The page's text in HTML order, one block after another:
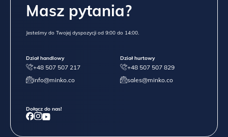
Masz pytania?
Jesteśmy do Twojej dyspozycji od 9:00 do 14:00.
Dział handlowy
+48 507 507 217
info@minko.co
Dział hurtowy
+48 507 507 829
sales@minko.co
Dołącz do nas!